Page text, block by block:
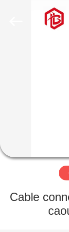
DE
NOUS
VISITE
D'USINE
Cable